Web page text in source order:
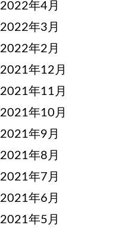
2022年4月
2022年3月
2022年2月
2021年12月
2021年11月
2021年10月
2021年9月
2021年8月
2021年7月
2021年6月
2021年5月